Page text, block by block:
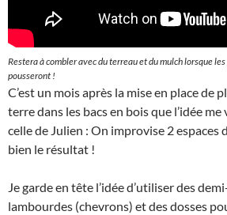
Restera à combler avec du terreau et du mulch lorsque
pousseront !
C’est un mois après la mise en place de
terre dans les bacs en bois que l’idée
celle de Julien : On improvise 2
bien le résultat !
Je garde en tête l’idée d’utiliser des
lambourdes (chevrons) et des dosses